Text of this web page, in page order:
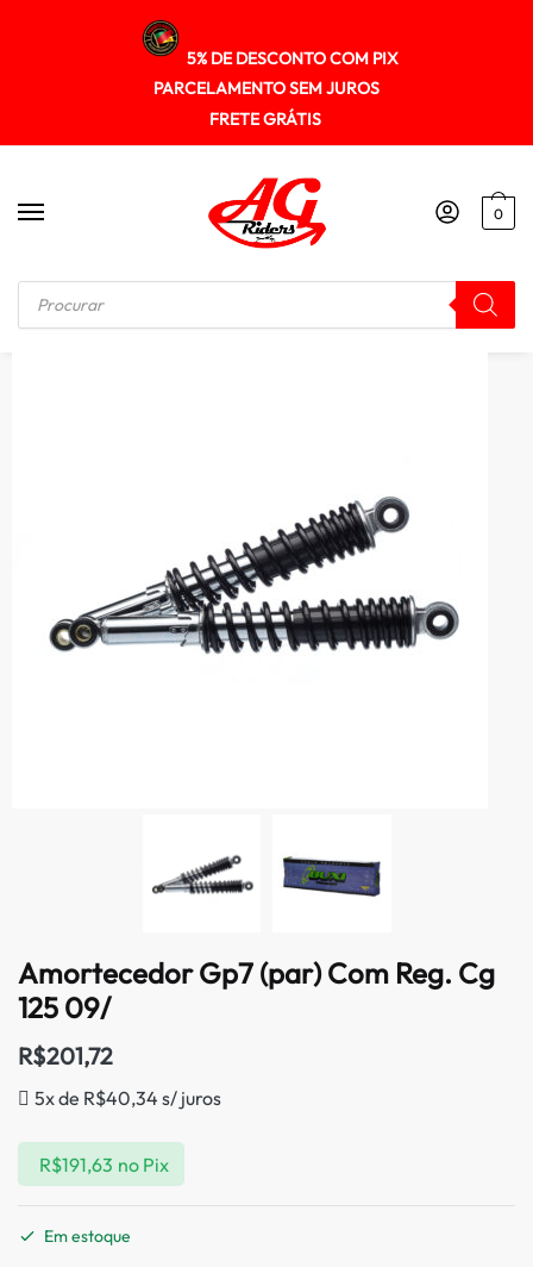
5% DE DESCONTO COM PIX
PARCELAMENTO SEM JUROS
FRETE GRÁTIS
0
Início / SUSPENÇÃO Amortecedor Gp7 (par) Com Reg. Cg 125 09/
Amortecedor Gp7 (par) Com Reg. Cg
125 09/
R$201,72
5x de R$40,34 s/ juros
R$191,63 no Pix
Em estoque